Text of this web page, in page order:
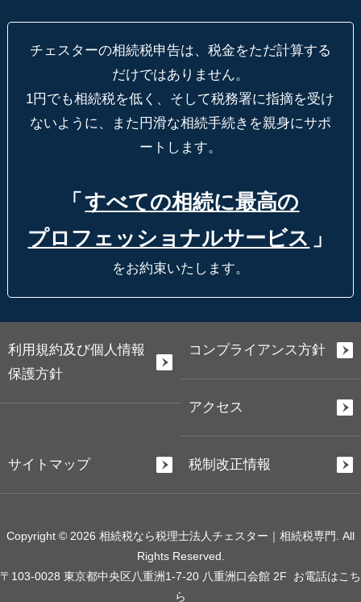
チェスターの相続税申告は、税金をただ計算する
だけではありません。
1円でも相続税を低く、そして税務署に指摘を受け
ないように、
また円滑な相続手続きを親身にサポ
ートします。
「 すべての相続に最高の
プロフェッショナルサービス 」
をお約束いたします。
利用規約及び個人情報
保護方針
コンプライアンス方針
アクセス
サイトマップ 税制改正情報
Copyright © 2026 相続税なら税理士法人チェスター｜相続税専門. All
Rights Reserved.
〒103-0028 東京都中央区八重洲1-7-20 八重洲口会館 2F お電話はこち
ら